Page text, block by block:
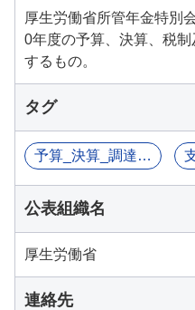
厚生労働省所管年金特別
0年度の予算、決算、税
するもの。
タグ
予算_決算_調達関連情報
公表組織名
厚生労働省
連絡先